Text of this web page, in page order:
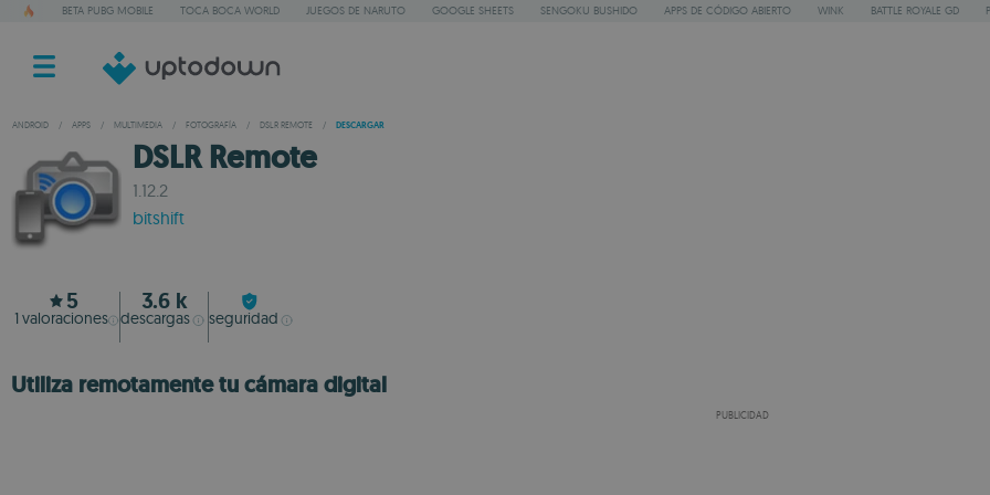
BETA PUBG MOBILE TOCA BOCA WORLD JUEGOS DE NARUTO GOOGLE SHEETS SENGOKU BUSHIDO APPS DE CÓDIGO ABIERTO WINK BATTLE ROYALE GD
ANDROID / APPS / MULTIMEDIA / FOTOGRAFÍA / DSLR REMOTE / DESCARGAR
DSLR Remote
1.12.2
bitshift
5
1 valoraciones
3.6 k
descargas seguridad
Utiliza remotamente tu cámara digital
PUBLICIDAD